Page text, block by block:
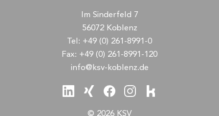
Im Sinderfeld 7
56072 Koblenz
Tel: +49 (0) 261-8991-0
Fax: +49 (0) 261-8991-120
info@ksv-koblenz.de
© 2026 KSV